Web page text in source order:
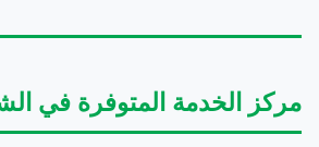
قوي.
مركز الخدمة المتوفرة في